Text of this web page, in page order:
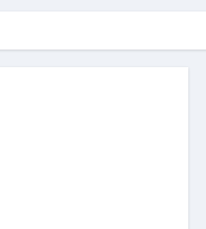
9つの習慣 | レシピ付き | ダイ
き方
を解説